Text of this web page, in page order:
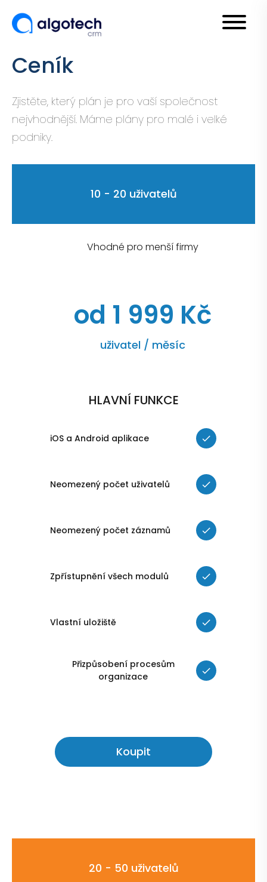
Ceník
Zjistěte, který plán je pro vaší společnost
nejvhodnější. Máme plány pro malé i velké
podniky.
10 - 20 uživatelů
Vhodné pro menší firmy
od 1 999 Kč
uživatel / měsíc
HLAVNÍ FUNKCE
iOS a Android aplikace
Neomezený počet uživatelů
Neomezený počet záznamů
Zpřístupnění všech modulů
Vlastní uložiště
Přizpůsobení procesům
organizace
Koupit
20 - 50 uživatelů